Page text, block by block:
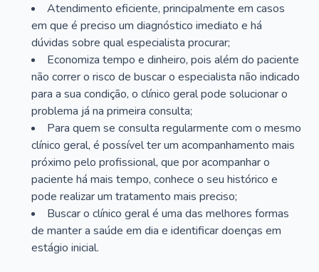
Atendimento eficiente, principalmente em casos
em que é preciso um diagnóstico imediato e há
dúvidas sobre qual especialista procurar;
Economiza tempo e dinheiro, pois além do paciente
não correr o risco de buscar o especialista não indicado
para a sua condição, o clínico geral pode solucionar o
problema já na primeira consulta;
Para quem se consulta regularmente com o mesmo
clínico geral, é possível ter um acompanhamento mais
próximo pelo profissional, que por acompanhar o
paciente há mais tempo, conhece o seu histórico e
pode realizar um tratamento mais preciso;
Buscar o clínico geral é uma das melhores formas
de manter a saúde em dia e identificar doenças em
estágio inicial.